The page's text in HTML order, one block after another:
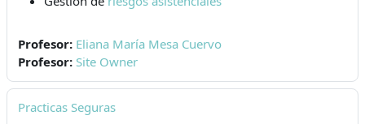
Profesor: Eliana María Mesa Cuervo
Profesor: Site Owner
Practicas Seguras